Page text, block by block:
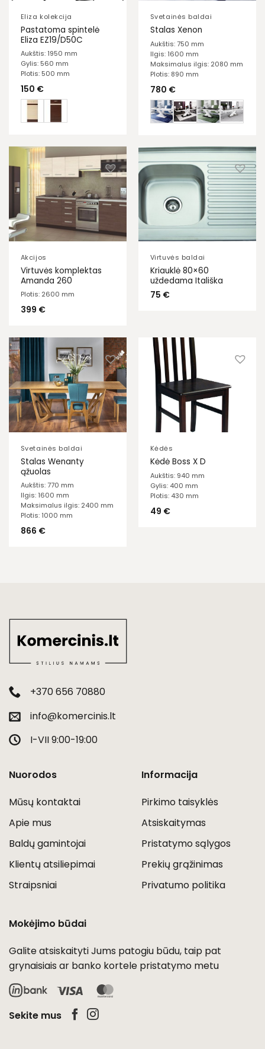
Eliza kolekcija
Pastatoma spintelė
Eliza EZ19/D50C
Aukštis: 1950 mm
Gylis: 560 mm
Plotis: 500 mm
150 €
Svetainės baldai
Stalas Xenon
Aukštis: 750 mm
Ilgis: 1600 mm
Maksimalus ilgis: 2080 mm
Plotis: 890 mm
780 €
Akcijos
Virtuvės komplektas
Amanda 260
Plotis: 2600 mm
399 €
Virtuvės baldai
Kriauklė 80×60
uždedama Itališka
75 €
Svetainės baldai
Stalas Wenanty
ąžuolas
Aukštis: 770 mm
Ilgis: 1600 mm
Maksimalus ilgis: 2400 mm
Plotis: 1000 mm
866 €
Kėdės
Kėdė Boss X D
Aukštis: 940 mm
Gylis: 400 mm
Plotis: 430 mm
49 €
+370 656 70880
info@komercinis.lt
I-VII 9:00-19:00
Nuorodos
Mūsų kontaktai
Apie mus
Baldų gamintojai
Klientų atsiliepimai
Straipsniai
Informacija
Pirkimo taisyklės
Atsiskaitymas
Pristatymo sąlygos
Prekių grąžinimas
Privatumo politika
Mokėjimo būdai
Galite atsiskaityti Jums patogiu būdu, taip pat
grynaisiais ar banko kortele pristatymo metu
Visa
Sekite mus